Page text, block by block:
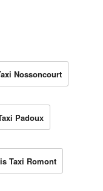
Nossoncourt
Padoux
Taxi Romont